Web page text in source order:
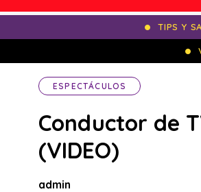
TIPS Y
ESPECTÁCULOS
Conductor de
(VIDEO)
admin